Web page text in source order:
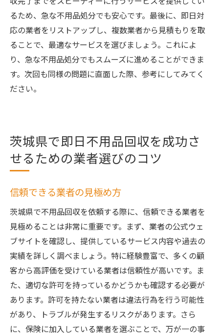
るため、急な不用品処分でも安心です。最後に、即日対
応の業者をリストアップし、複数業者から見積もりを取
ることで、最適なサービスを選びましょう。これによ
り、急な不用品処分でもスムーズに進めることができま
す。次回も同様の問題に直面した際、参考にしてみてく
ださい。
茨城県で即日不用品回収を成功さ
せるための業者選びのコツ
信頼できる業者の見極め方
茨城県で不用品回収を依頼する際に、信頼できる業者を
見極めることは非常に重要です。まず、業者の公式ウェ
ブサイトを確認し、提供しているサービス内容や過去の
実績を詳しく調べましょう。特に経験豊富で、多くの顧
客から高評価を受けている業者は信頼性が高いです。ま
た、適切な許可を持っているかどうかも確認する必要が
あります。許可を持たない業者は違法行為を行う可能性
があり、トラブルが発生するリスクがあります。さら
に、保険に加入している業者を選ぶことで、万が一の事